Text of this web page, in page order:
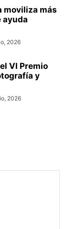
moviliza más
ayuda
2026
VI Premio
y
2026